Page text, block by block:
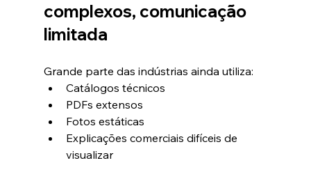
complexos, comunicação
limitada
Grande parte das indústrias ainda utiliza:
Catálogos técnicos
PDFs extensos
Fotos estáticas
Explicações comerciais difíceis de
visualizar